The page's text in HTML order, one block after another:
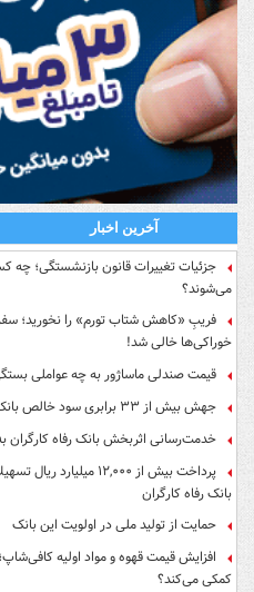
آخرین اخبار
جزئیات تغییرات قانون بازنشستگی؛
می‌شوند؟
خوراکی‌ها خالی شد!
قیمت صندلی ماساژور به چه عواملی
جهش بیش از ۳۳ برابری سود خالص بانک رفاه کارگران در بهار ۱۴۰۵
خدمت‌رسانی اثربخش بانک رفاه کارگران
پرداخت بیش از ۱۲,۰۰۰
بانک رفاه کارگران
حمایت از تولید ملی در اولویت این بانک
افزایش قیمت قهوه و مواد اولیه
کمکی می‌کند؟